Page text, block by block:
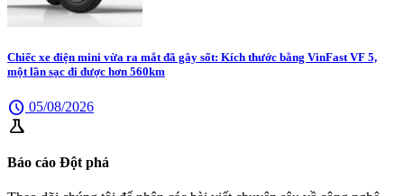
Chiếc xe điện mini vừa ra mắt đã gây sốt: Kích thước bằng VinFast VF 5,
một lần sạc đi được hơn 560km
schedule 05/08/2026
science
Báo cáo Đột phá